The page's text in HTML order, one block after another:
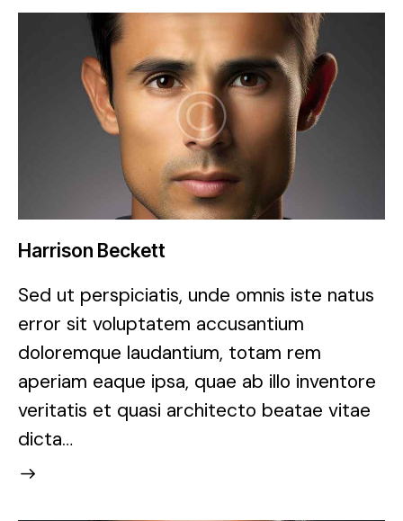
Harrison Beckett
Sed ut perspiciatis, unde omnis iste natus
error sit voluptatem accusantium
doloremque laudantium, totam rem
aperiam eaque ipsa, quae ab illo inventore
veritatis et quasi architecto beatae vitae
dicta…